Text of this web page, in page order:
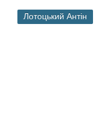
Лотоцький Антін